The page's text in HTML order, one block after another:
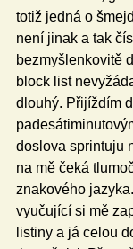
totiž jedná o
není jinak a tak
bezmyšlenkovitě
block list
dlouhý. Přijíždím
doslova sprintuju
na mě čeká
znakového
vyučující si mě
listiny a já celou